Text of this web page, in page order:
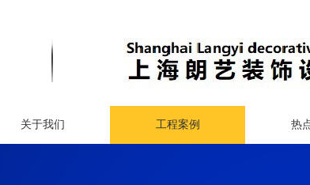
关于我们 工程案例 热